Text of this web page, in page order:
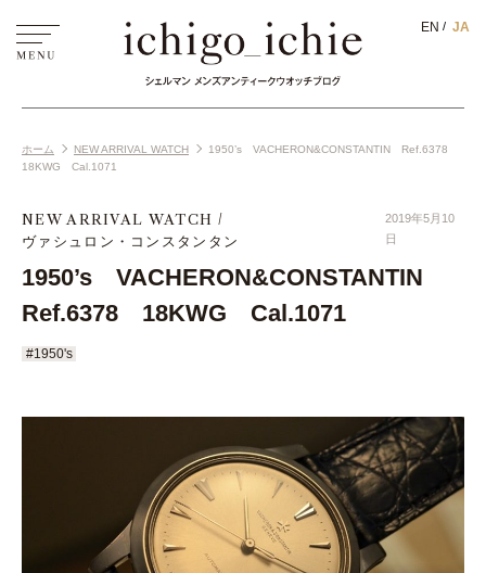
ホーム NEW ARRIVAL WATCH
1950’s VACHERON&CONSTANTIN Ref.6378
18KWG Cal.1071
NEW ARRIVAL WATCH
ヴァシュロン・コンスタンタン
2019年5月10
日
1950’s VACHERON&CONSTANTIN
Ref.6378 18KWG Cal.1071
#1950's
EN JA